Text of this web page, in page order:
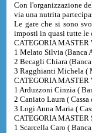
Con l'organizzazione
via una nutrita
Le gare che si sono
imposti in quasi tutte le
CATEGORIA MASTER
1 Melato Silvia (Banca
2 Becagli Chiara (Banca
3 Ragghianti Michela (
CATEGORIA MASTER
1 Arduzzoni Cinzia (
2 Caniato Laura (
3 Logi Anna Maria (
CATEGORIA MASTER
1 Scarcella Caro (